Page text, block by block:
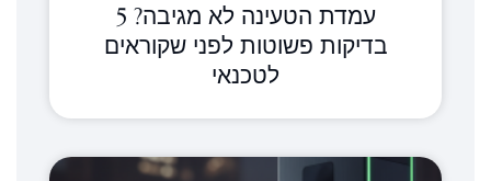
עמדת הטעינה לא מגיבה? 5
בדיקות פשוטות לפני שקוראים
לטכנאי